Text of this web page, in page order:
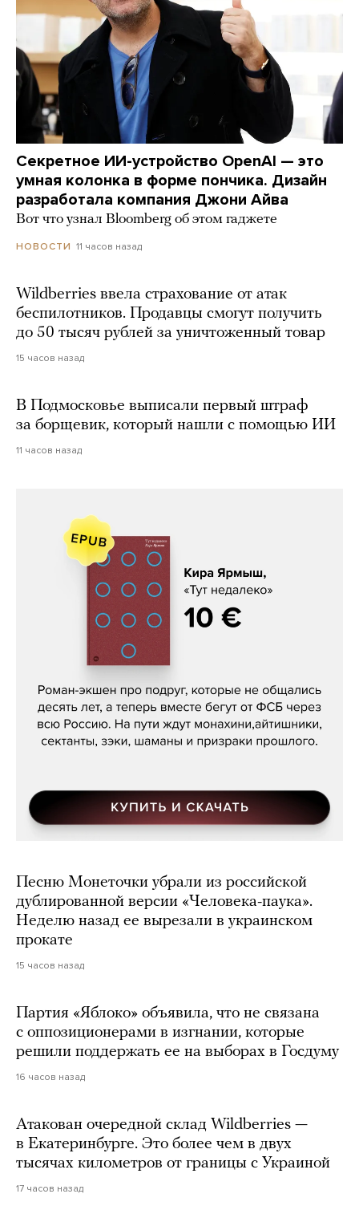
Секретное ИИ-устройство OpenAI — это
умная колонка в форме пончика. Дизайн
разработала компания Джони Айва
Вот что узнал Bloomberg об этом гаджете
НОВОСТИ 11 часов назад
Wildberries ввела страхование от атак
беспилотников. Продавцы смогут получить
до 50 тысяч рублей за уничтоженный товар
15 часов назад
В Подмосковье выписали первый штраф
за борщевик, который нашли с помощью ИИ
11 часов назад
Кира Ярмыш, «Тут недалеко»
Песню Монеточки убрали из российской
дублированной версии «Человека-паука».
Неделю назад ее вырезали в украинском
прокате
15 часов назад
Партия «Яблоко» объявила, что не связана
с оппозиционерами в изгнании, которые
решили поддержать ее на выборах в Госдуму
16 часов назад
Атакован очередной склад Wildberries —
в Екатеринбурге. Это более чем в двух
тысячах километров от границы с Украиной
17 часов назад